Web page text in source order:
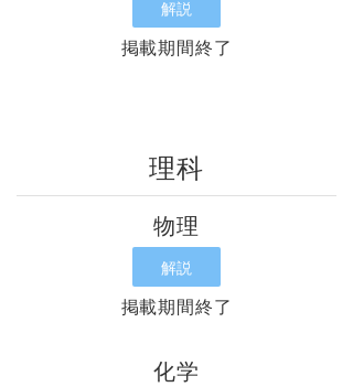
解説
掲載期間終了
理科
物理
解説
掲載期間終了
化学